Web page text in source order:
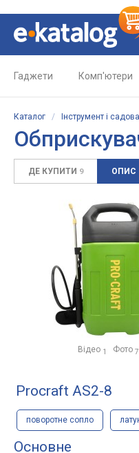
Гаджети Комп'ютери
Каталог / Інструмент і
ДЕ КУПИТИ 9 ОПИС
Відео 1 Фото 7
Procraft AS2-8
поворотне сопло
Основне